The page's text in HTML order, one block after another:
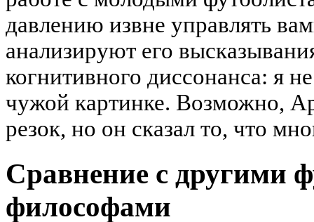
давлению извне управлять
анализируют его
когнитивного диссонанса: я
чужой картинке. Возможно,
резок, но он сказал то, что
Сравнение с другими
философами